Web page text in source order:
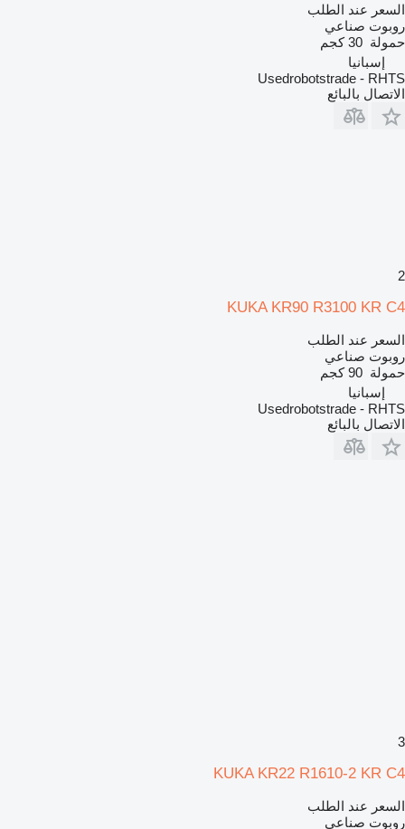
السعر عند الطلب
روبوت صناعي
حمولة 30 كجم
إسبانيا
Usedrobotstrade - RHTS
الاتصال بالبائع
2
KUKA KR90 R3100 KR C4
السعر عند الطلب
روبوت صناعي
حمولة 90 كجم
إسبانيا
Usedrobotstrade - RHTS
الاتصال بالبائع
3
KUKA KR22 R1610-2 KR C4
السعر عند الطلب
روبوت صناعي